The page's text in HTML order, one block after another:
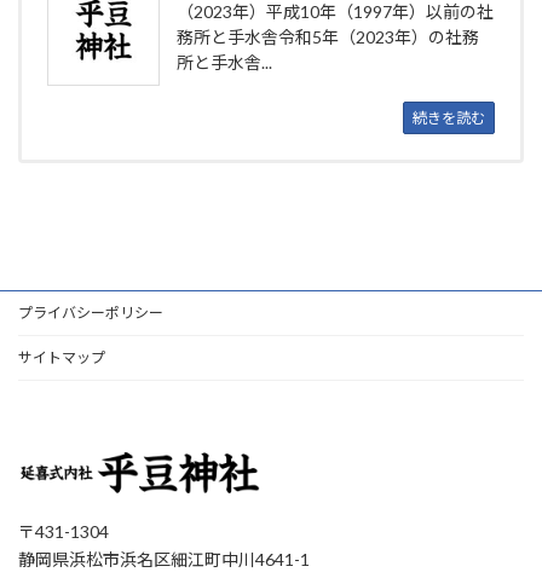
（2023年）平成10年（1997年）以前の社
務所と手水舎令和5年（2023年）の社務
所と手水舎...
続きを読む
プライバシーポリシー
サイトマップ
〒431-1304
静岡県浜松市浜名区細江町中川4641-1